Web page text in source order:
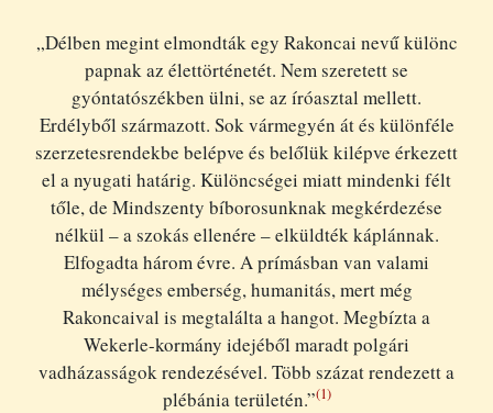
„Délben megint elmondták egy Rakoncai nevű különc
papnak az élettörténetét. Nem szeretett se
gyóntatószékben ülni, se az íróasztal mellett.
Erdélyből származott. Sok vármegyén át és különféle
szerzetesrendekbe belépve és belőlük kilépve érkezett
el a nyugati határig. Különcségei miatt mindenki félt
tőle, de Mindszenty bíborosunknak megkérdezése
nélkül – a szokás ellenére – elküldték káplánnak.
Elfogadta három évre. A prímásban van valami
mélységes emberség, humanitás, mert még
Rakoncaival is megtalálta a hangot. Megbízta a
Wekerle-kormány idejéből maradt polgári
vadházasságok rendezésével. Több százat rendezett a
plébánia területén.”(1)